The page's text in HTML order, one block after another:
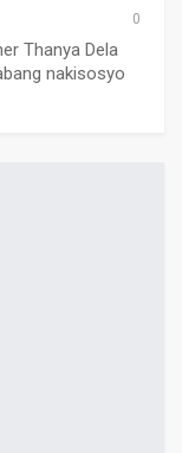
0
Thanya Dela
nakisosyo